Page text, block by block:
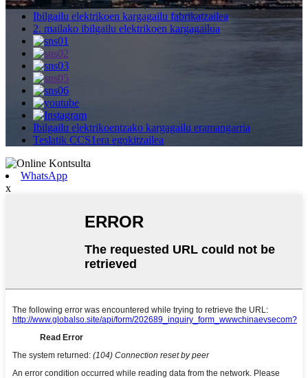
Ibilgailu elektrikoen kargagailu fabrikatzailea
2. mailako ibilgailu elektrikoen kargagailua
Ibilgailu elektrikoentzako kargagailu eramangarria
Teslatik CCS1era egokitzailea
WhatsApp
x